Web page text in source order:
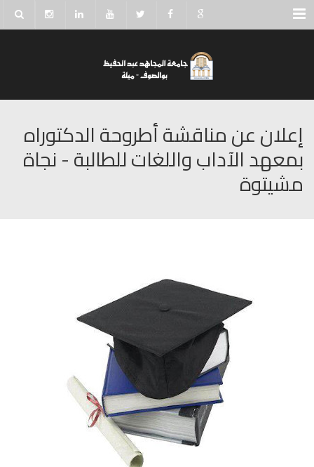
Menu
إعلان عن مناقشة أطروحة الدكتوراه
بمعهد الآداب واللغات للطالبة - نجاة
مشيتوة